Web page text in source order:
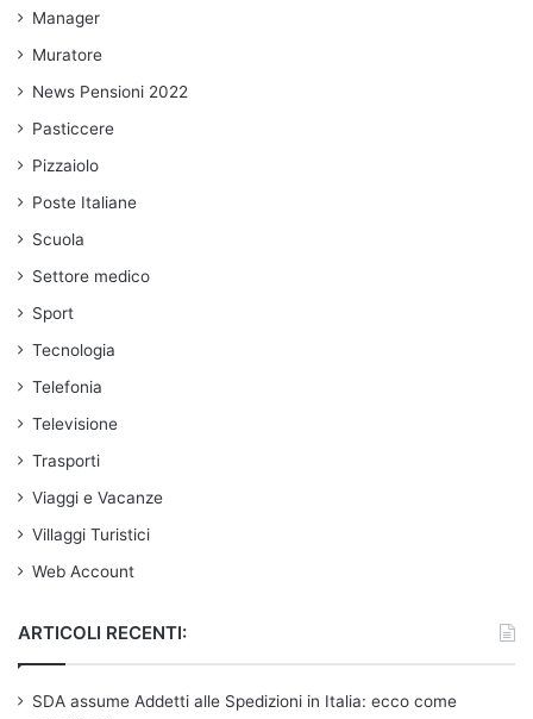
Manager
Muratore
News Pensioni 2022
Pasticcere
Pizzaiolo
Poste Italiane
Scuola
Settore medico
Sport
Tecnologia
Telefonia
Televisione
Trasporti
Viaggi e Vacanze
Villaggi Turistici
Web Account
ARTICOLI RECENTI:
SDA assume Addetti alle Spedizioni in Italia: ecco come